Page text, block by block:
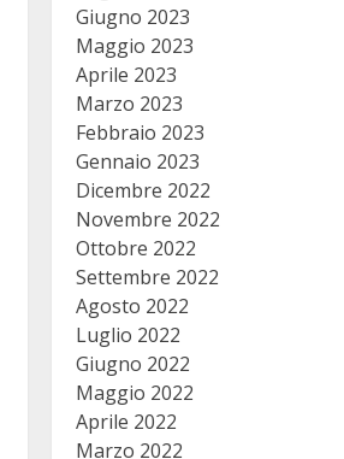
Giugno 2023
Maggio 2023
Aprile 2023
Marzo 2023
Febbraio 2023
Gennaio 2023
Dicembre 2022
Novembre 2022
Ottobre 2022
Settembre 2022
Agosto 2022
Luglio 2022
Giugno 2022
Maggio 2022
Aprile 2022
Marzo 2022